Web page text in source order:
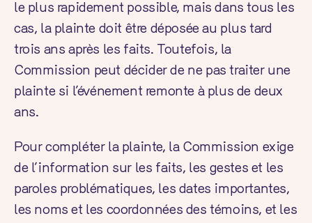
le plus rapidement possible, mais dans tous les
cas, la plainte doit être déposée au plus tard
trois ans après les faits. Toutefois, la
Commission peut décider de ne pas traiter une
plainte si l’événement remonte à plus de deux
ans.
Pour compléter la plainte, la Commission exige
de l’information sur les faits, les gestes et les
paroles problématiques, les dates importantes,
les noms et les coordonnées des témoins, et les